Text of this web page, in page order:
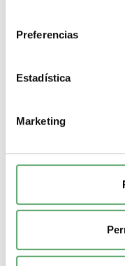
Preferencias
Estadística
Marketing
TeSys D - Contactor
552,70€324,81€
GamaTeSys Tipo de
Tipo